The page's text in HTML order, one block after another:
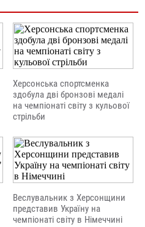
Херсонська спортсменка
здобула дві бронзові медалі
на чемпіонаті світу з кульової
стрільби
Веслувальник з Херсонщини
представив Україну на
чемпіонаті світу в Німеччині